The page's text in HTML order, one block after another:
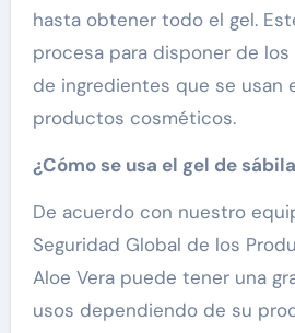
hasta obtener todo el gel.
procesa para disponer de
de ingredientes que se usan
productos cosméticos.
¿Cómo se usa el gel de
De acuerdo con nuestro
Seguridad Global de los
Aloe Vera puede tener una
usos dependiendo de su